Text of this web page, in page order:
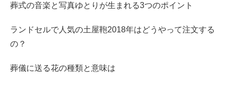
葬式の音楽と写真ゆとりが生まれる3つのポイント
ランドセルで人気の土屋鞄2018年はどうやって注文する
の？
葬儀に送る花の種類と意味は